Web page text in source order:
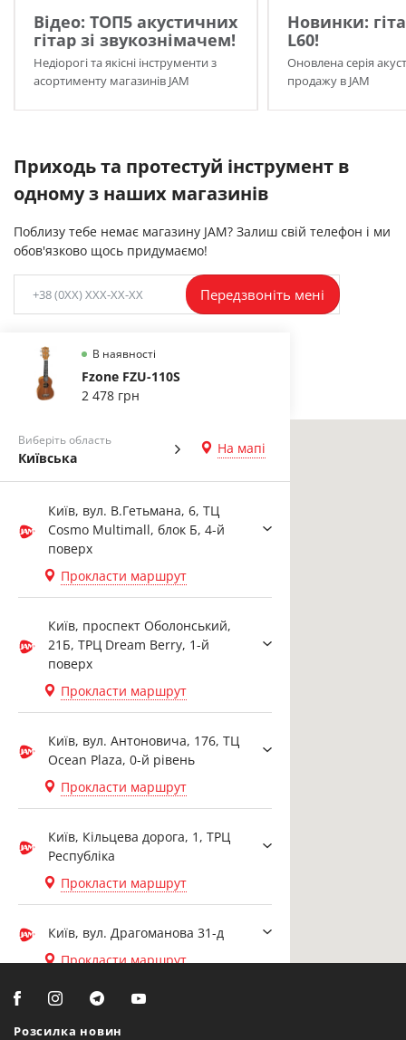
Відео: ТОП5 акустичних
гітар зі звукознімачем!
Недіорогі та якісні інструменти з
асортименту магазинів JAM
Новинки:
L60!
Оновлена серія
продажу в JAM
Приходь та протестуй інструмент в
одному з наших магазинів
Поблизу тебе немає магазину JAM? Залиш свій телефон і ми
обов'язково щось придумаємо!
В наявності
Fzone FZU-110S
2 478 грн
Виберіть область
Київська
На мапі
Київ, вул. В.Гетьмана, 6, ТЦ
Cosmo Multimall, блок Б, 4-й
поверх
Прокласти маршрут
Київ, проспект Оболонський,
21Б, ТРЦ Dream Berry, 1-й
поверх
Прокласти маршрут
Київ, вул. Антоновича, 176, ТЦ
Ocean Plaza, 0-й рівень
Прокласти маршрут
Київ, Кільцева дорога, 1, ТРЦ
Республіка
Прокласти маршрут
Київ, вул. Драгоманова 31-д
Прокласти маршрут
Біла Церква, вул. Ярослава
Мудрого, 20, офіс 108
Передзвоніть мені
Розсилка новин